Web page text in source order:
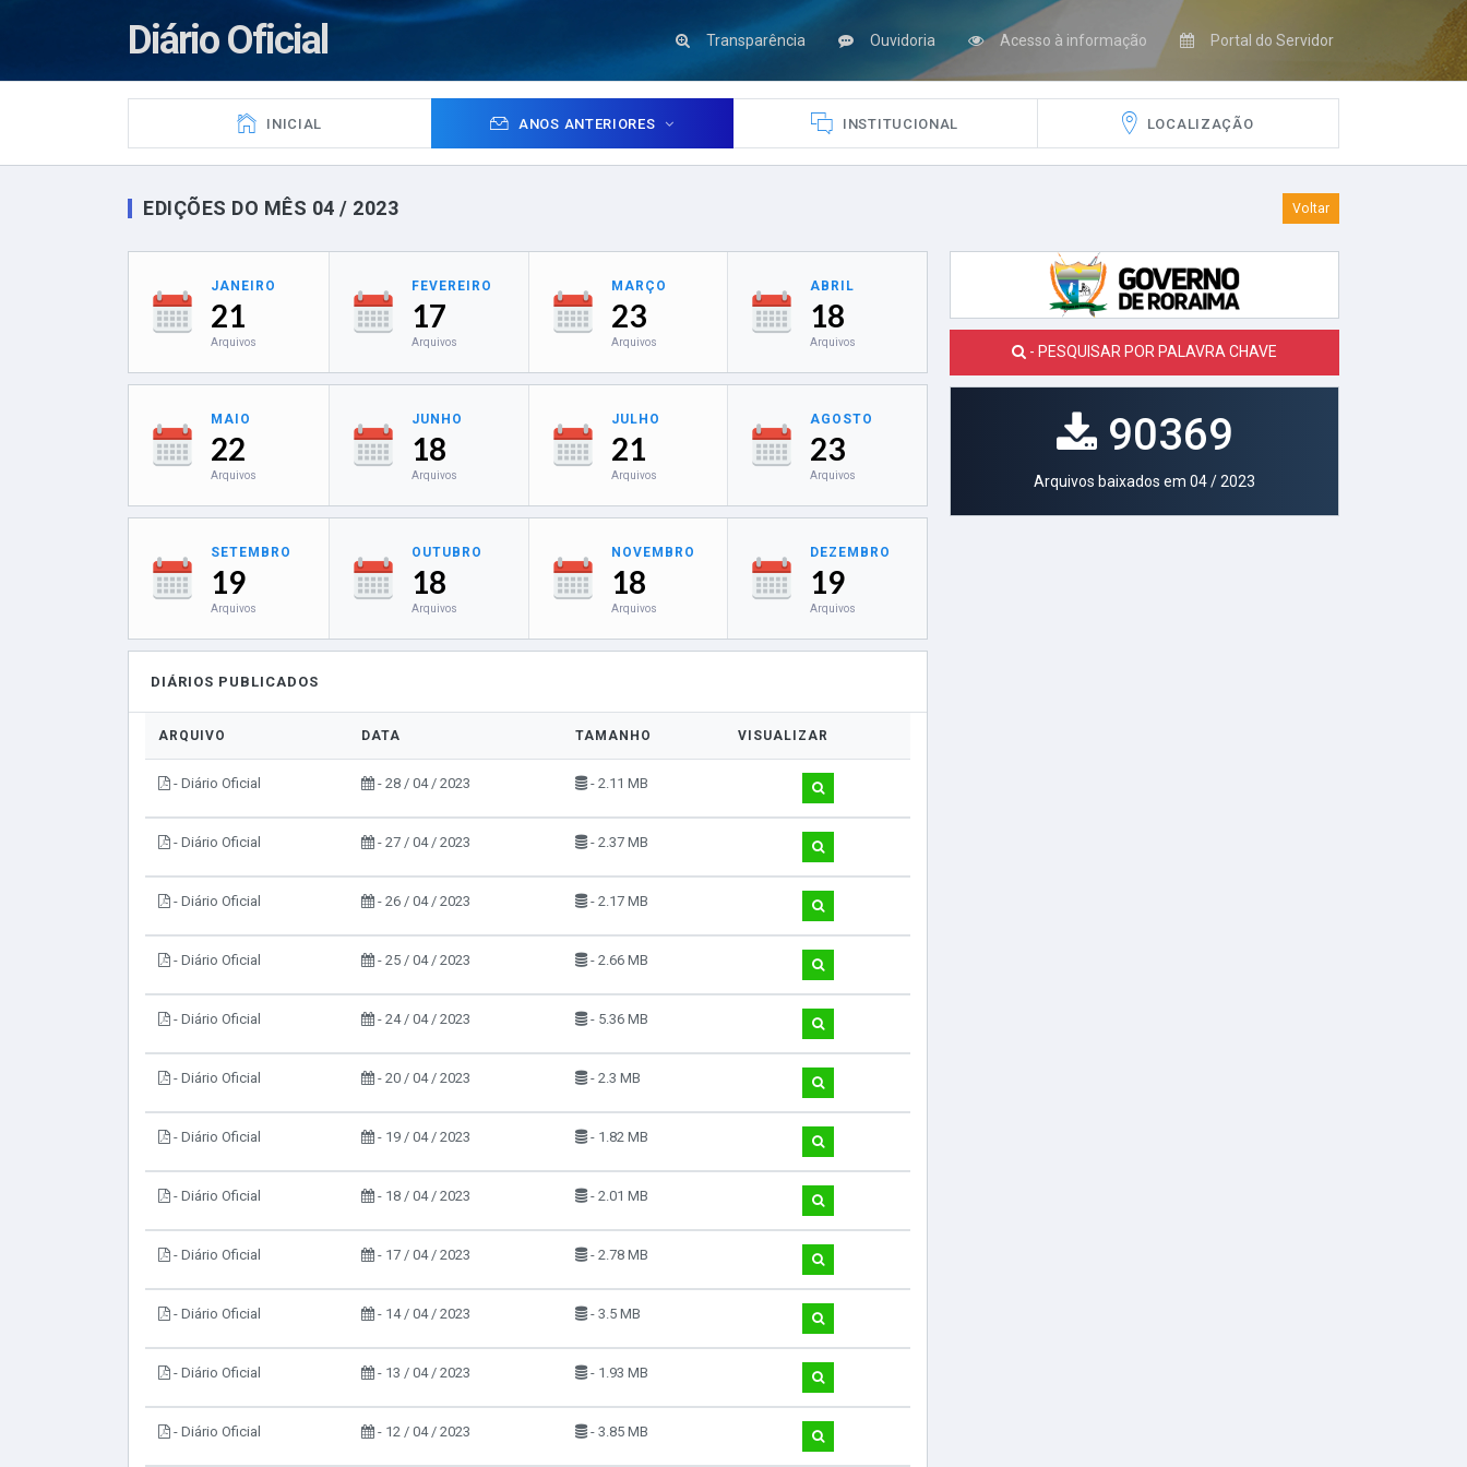
Diário Oficial Transparência Ouvidoria Acesso à informação Portal do Servidor
INICIAL ANOS ANTERIORES INSTITUCIONAL LOCALIZAÇÃO
Voltar
EDIÇÕES DO MÊS 04 / 2023
JANEIRO
21
Arquivos
FEVEREIRO
17
Arquivos
MARÇO
23
Arquivos
ABRIL
18
Arquivos
MAIO
22
Arquivos
JUNHO
18
Arquivos
JULHO
21
Arquivos
AGOSTO
23
Arquivos
SETEMBRO
19
Arquivos
OUTUBRO
18
Arquivos
NOVEMBRO
18
Arquivos
DEZEMBRO
19
Arquivos
DIÁRIOS PUBLICADOS
ARQUIVO DATA TAMANHO VISUALIZAR
- Diário Oficial - 28 / 04 / 2023 - 2.11 MB
- Diário Oficial - 27 / 04 / 2023 - 2.37 MB
- Diário Oficial - 26 / 04 / 2023 - 2.17 MB
- Diário Oficial - 25 / 04 / 2023 - 2.66 MB
- Diário Oficial - 24 / 04 / 2023 - 5.36 MB
- Diário Oficial - 20 / 04 / 2023 - 2.3 MB
- Diário Oficial - 19 / 04 / 2023 - 1.82 MB
- Diário Oficial - 18 / 04 / 2023 - 2.01 MB
- Diário Oficial - 17 / 04 / 2023 - 2.78 MB
- Diário Oficial - 14 / 04 / 2023 - 3.5 MB
- Diário Oficial - 13 / 04 / 2023 - 1.93 MB
- Diário Oficial - 12 / 04 / 2023 - 3.85 MB
- PESQUISAR POR PALAVRA CHAVE
90369
Arquivos baixados em 04 / 2023